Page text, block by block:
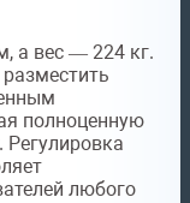
а вес — 224 кг.
полноценную
любого